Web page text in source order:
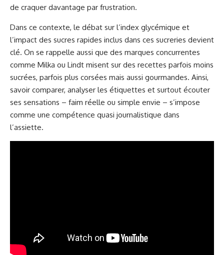
de craquer davantage par frustration.
Dans ce contexte, le débat sur l’index glycémique et
l’impact des sucres rapides inclus dans ces sucreries devient
clé. On se rappelle aussi que des marques concurrentes
comme Milka ou Lindt misent sur des recettes parfois moins
sucrées, parfois plus corsées mais aussi gourmandes. Ainsi,
savoir comparer, analyser les étiquettes et surtout écouter
ses sensations – faim réelle ou simple envie – s’impose
comme une compétence quasi journalistique dans
l’assiette.